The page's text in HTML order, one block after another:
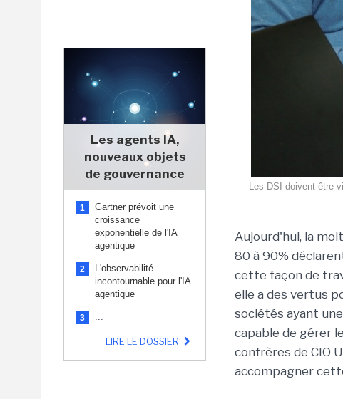
Les agents IA,
nouveaux objets
de gouvernance
1
Gartner prévoit une
croissance
exponentielle de l'IA
agentique
2
L'observabilité
incontournable pour l'IA
agentique
3 ...
LIRE LE DOSSIER
Les DSI doivent être
Aujourd'hui, la
80 à 90%
cette façon de
elle a des vertus
sociétés ayant
capable de gérer
confrères de CIO
accompagner